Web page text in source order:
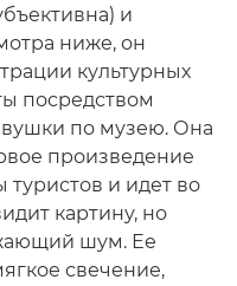
и
ниже, он
культурных
посредством
по музею. Она
произведение
туристов и идет во
картину, но
шум. Ее
свечение,